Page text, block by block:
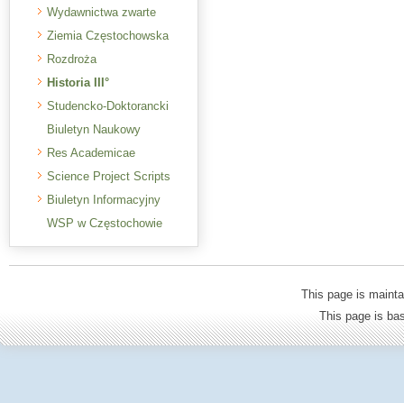
Wydawnictwa zwarte
Ziemia Częstochowska
Rozdroża
Historia III°
Studencko-Doktorancki
Biuletyn Naukowy
Res Academicae
Science Project Scripts
Biuletyn Informacyjny
WSP w Częstochowie
This page is
This page is